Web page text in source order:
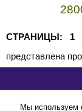
СТРАНИЦЫ: 1
представлена
Мы используем